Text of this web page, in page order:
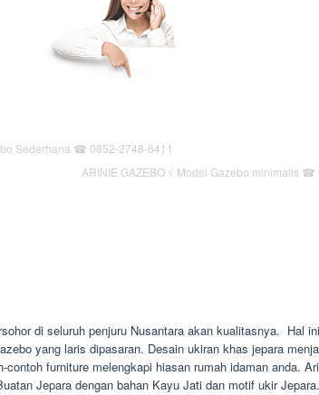
ARINIE GAZEBO √ Model Gazebo minimalis ☎
di seluruh penjuru Nusantara akan kualitasnya. Hal
yang laris dipasaran. Desain ukiran khas jepara
contoh furniture melengkapi hiasan rumah idaman anda.
Jepara dengan bahan Kayu Jati dan motif ukir Jepara.